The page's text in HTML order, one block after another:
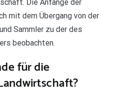
Die Anfänge der
mit dem Übergang von der
Sammler zu der des
beobachten.
für die